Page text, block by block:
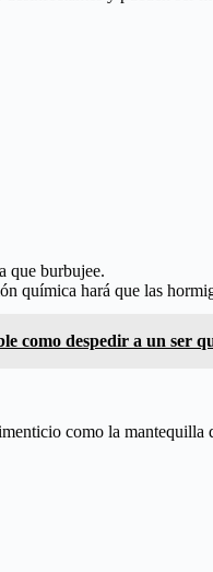
que burbujee.
química hará que las
como despedir a un ser
como la mantequilla